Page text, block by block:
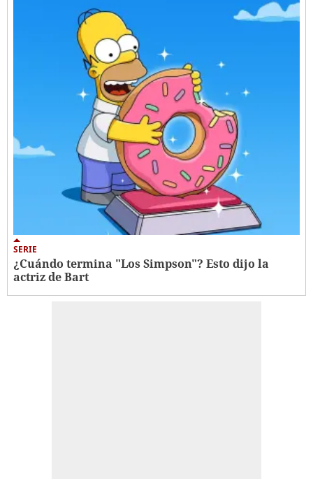
SERIE
¿Cuándo termina "Los Simpson"? Esto dijo la
actriz de Bart